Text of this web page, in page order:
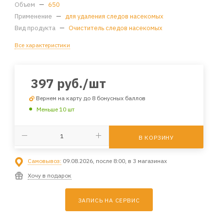
Объем — 650
Применение — для удаления следов насекомых
Вид продукта — Очиститель следов насекомых
Все характеристики
397 руб./шт
Вернем на карту до 8 бонусных баллов
Меньше 10 шт
В КОРЗИНУ
Самовывоз: 09.08.2026, после 8:00, в 3 магазинах
Хочу в подарок
ЗАПИСЬ НА СЕРВИС